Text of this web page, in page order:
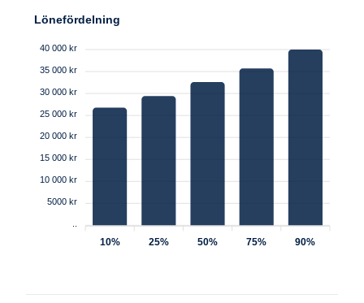
Lönefördelning
40 000 kr
35 000 kr
30 000 kr
25 000 kr
20 000 kr
15 000 kr
10 000 kr
5000 kr
10% 25% 50% 75% 90%